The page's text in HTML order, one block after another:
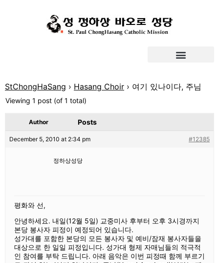
StChongHaSang › Hasang Choir › 여기 있나이다, 주님
Viewing 1 post (of 1 total)
Author Posts
December 5, 2010 at 2:34 pm #12385
정하상성당
평화와 선,
안녕하세요. 내일(12월 5일) 교중미사 후부터 오후 3시경까지
본당 봉사자 피정이 예정되어 있습니다.
성가대를 포함한 본당의 모든 봉사자 및 예비/잠재 봉사자들을
대상으로 한 일일 피정입니다. 성가대 형제 자매님들의 적극적
인 참여를 부탁 드립니다. 아래 음악은 이번 피정때 함께 부르기